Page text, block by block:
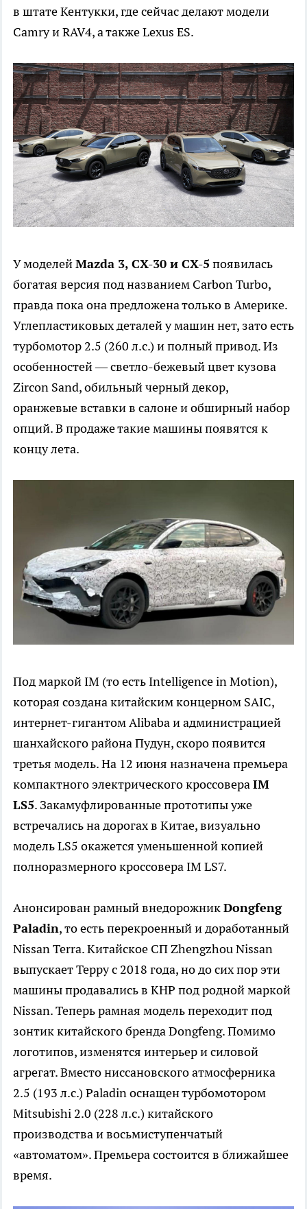
в штате Кентукки, где сейчас делают модели
Camry и RAV4, а также Lexus ES.
У моделейMazda 3, CX-30 и CX-5 появилась
богатая версия под названием Carbon Turbo,
правда пока она предложена только в Америке.
Углепластиковых деталей у машин нет, зато есть
турбомотор 2.5 (260 л.с.) и полный привод. Из
особенностей — светло-бежевый цвет кузова
Zircon Sand, обильный черный декор,
оранжевые вставки в салоне и обширный набор
опций. В продаже такие машины появятся к
концу лета.
Под маркой IM (то есть Intelligence in Motion),
которая создана китайским концерном SAIC,
интернет-гигантом Alibaba и администрацией
шанхайского района Пудун, скоро появится
третья модель. На 12 июня назначена премьера
компактного электрического кроссовераIM
LS5. Закамуфлированные прототипы уже
встречались на дорогах в Китае, визуально
модель LS5 окажется уменьшенной копией
полноразмерного кроссовера IM LS7.
Анонсирован рамный внедорожникDongfeng
Paladin, то есть перекроенный и доработанный
Nissan Terra. Китайское СП Zhengzhou Nissan
выпускает Терру с 2018 года, но до сих пор эти
машины продавались в КНР под родной маркой
Nissan. Теперь рамная модель переходит под
зонтик китайского бренда Dongfeng. Помимо
логотипов, изменятся интерьер и силовой
агрегат. Вместо ниссановского атмосферника
2.5 (193 л.с.) Paladin оснащен турбомотором
Mitsubishi 2.0 (228 л.с.) китайского
производства и восьмиступенчатый
«автоматом». Премьера состоится в ближайшее
время.